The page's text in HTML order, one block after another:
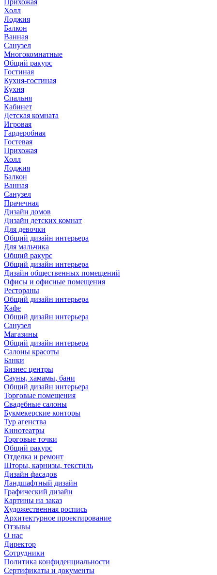
Прихожая
Холл
Лоджия
Балкон
Ванная
Санузел
Многокомнатные
Общий ракурс
Гостиная
Кухня-гостиная
Кухня
Спальня
Кабинет
Детская комната
Игровая
Гардеробная
Гостевая
Прихожая
Холл
Лоджия
Балкон
Ванная
Санузел
Прачечная
Дизайн домов
Дизайн детских комнат
Для девочки
Общий дизайн интерьера
Для мальчика
Общий ракурс
Общий дизайн интерьера
Дизайн общественных помещений
Офисы и офисные помещения
Рестораны
Общий дизайн интерьера
Кафе
Общий дизайн интерьера
Санузел
Магазины
Общий дизайн интерьера
Салоны красоты
Банки
Бизнес центры
Сауны, хамамы, бани
Общий дизайн интерьера
Торговые помещения
Свадебные салоны
Букмекерские конторы
Тур агенства
Кинотеатры
Торговые точки
Общий ракурс
Отделка и ремонт
Шторы, карнизы, текстиль
Дизайн фасадов
Ландшафтный дизайн
Графический дизайн
Картины на заказ
Художественная роспись
Архитектурное проектирование
Отзывы
О нас
Директор
Сотрудники
Политика конфиденциальности
Сертификаты и документы